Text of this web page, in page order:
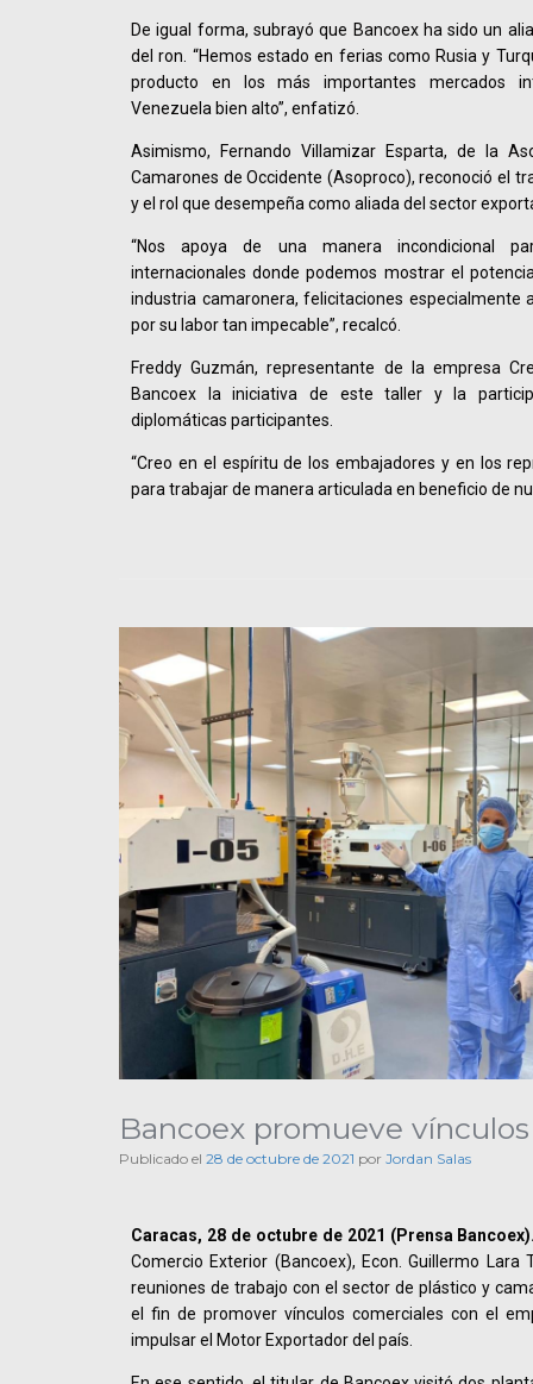
De igual forma, subrayó que Bancoex ha sido un
del ron. “Hemos estado en ferias como Rusia y
producto en los más importantes mercados
Venezuela bien alto”, enfatizó.
Asimismo, Fernando Villamizar Esparta, de la
Camarones de Occidente (Asoproco), reconoció el
y el rol que desempeña como aliada del sector
“Nos apoya de una manera incondicional
internacionales donde podemos mostrar el
industria camaronera, felicitaciones especialmente
por su labor tan impecable”, recalcó.
Freddy Guzmán, representante de la empresa
Bancoex la iniciativa de este taller y la
diplomáticas participantes.
“Creo en el espíritu de los embajadores y en los
para trabajar de manera articulada en beneficio de
Bancoex promueve
Publicado el 28 de octubre de 2021 por Jordan Salas
Caracas, 28 de octubre de 2021 (Prensa
Comercio Exterior (Bancoex), Econ. Guillermo Lara
reuniones de trabajo con el sector de plástico y
el fin de promover vínculos comerciales con el
impulsar el Motor Exportador del país.